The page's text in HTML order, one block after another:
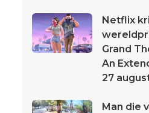
Netflix
Grand
An
27
Man die